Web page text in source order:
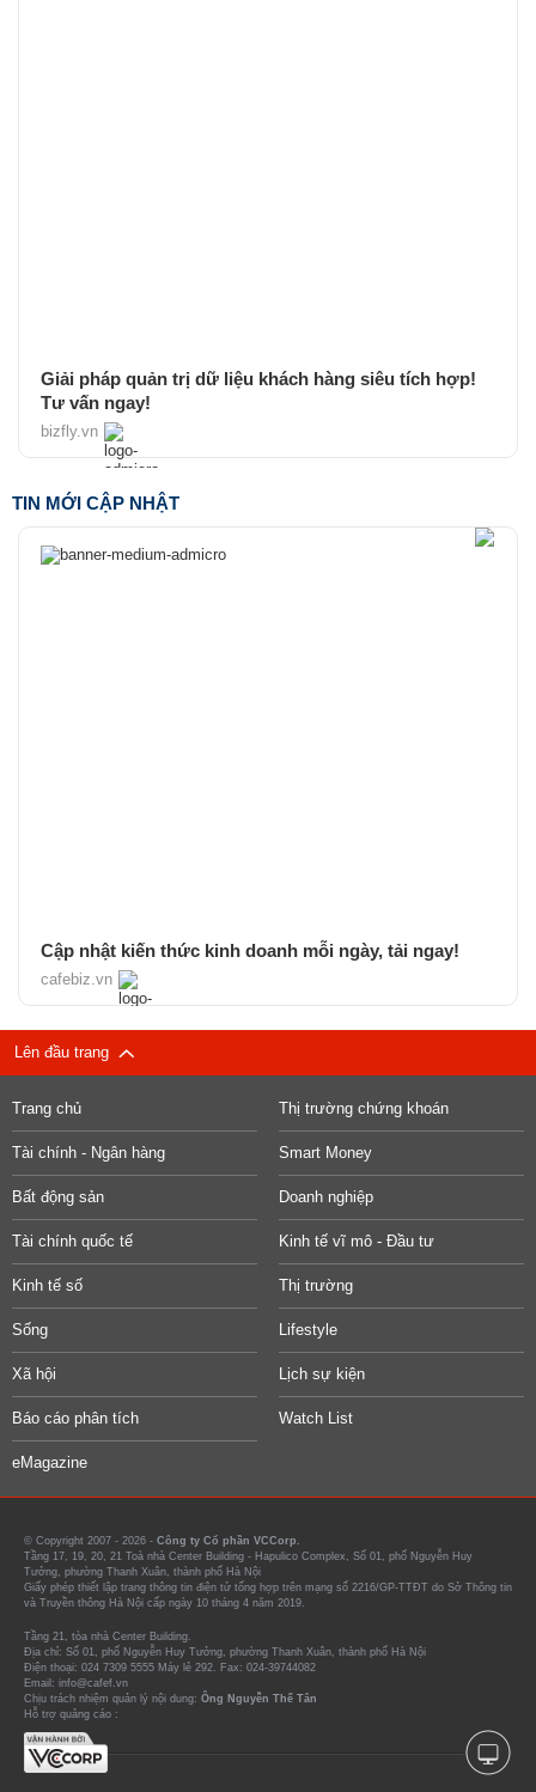
Giải pháp quản trị dữ liệu khách hàng siêu tích hợp!
Tư vấn ngay!
bizfly.vn
TIN MỚI CẬP NHẬT
Cập nhật kiến thức kinh doanh mỗi ngày, tải ngay!
cafebiz.vn
Lên đầu trang
Trang chủ Thị trường chứng khoán
Tài chính - Ngân hàng Smart Money
Bất động sản Doanh nghiệp
Tài chính quốc tế Kinh tế vĩ mô - Đầu tư
Kinh tế số Thị trường
Sống Lifestyle
Xã hội Lịch sự kiện
Báo cáo phân tích Watch List
eMagazine
© Copyright 2007 - 2026 - Công ty Cổ phần VCCorp.
Tầng 17, 19, 20, 21 Toà nhà Center Building - Hapulico Complex, Số 01, phố Nguyễn Huy
Tưởng, phường Thanh Xuân, thành phố Hà Nội
Giấy phép thiết lập trang thông tin điện tử tổng hợp trên mạng số 2216/GP-TTĐT do Sở Thông tin
và Truyền thông Hà Nội cấp ngày 10 tháng 4 năm 2019.
Tầng 21, tòa nhà Center Building.
Địa chỉ: Số 01, phố Nguyễn Huy Tưởng, phường Thanh Xuân, thành phố Hà Nội
Điện thoại: 024 7309 5555 Máy lẻ 292. Fax: 024-39744082
Email: info@cafef.vn
Chịu trách nhiệm quản lý nội dung: Ông Nguyễn Thế Tân
Hỗ trợ quảng cáo :